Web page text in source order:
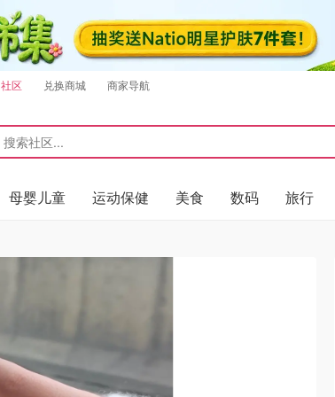
社区 兑换商城 商家导航
母婴儿童 运动保健 美食 数码 旅行